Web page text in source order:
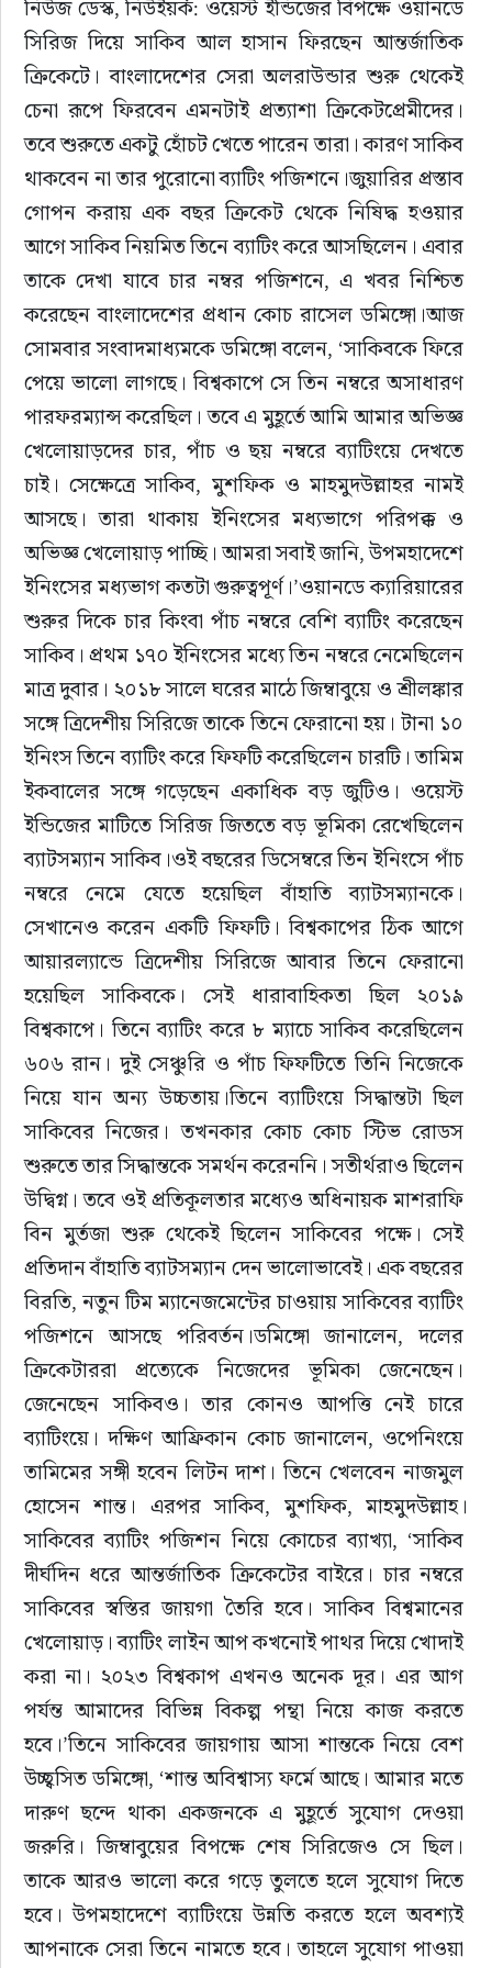
ইউরোপ
জাতীয়
তারুণ্য
সময়ের প্রলাপ
নিউজ ডেস্ক, নিউইয়র্ক: ওয়েস্ট ইন্ডিজের বিপক্ষে ওয়ানডে
সিরিজ দিয়ে সাকিব আল হাসান ফিরছেন আন্তর্জাতিক
ক্রিকেটে। বাংলাদেশের সেরা অলরাউন্ডার শুরু থেকেই
চেনা রূপে ফিরবেন এমনটাই প্রত্যাশা ক্রিকেটপ্রেমীদের।
তবে শুরুতে একটু হোঁচট খেতে পারেন তারা। কারণ সাকিব
থাকবেন না তার পুরোনো ব্যাটিং পজিশনে।জুয়ারির প্রস্তাব
গোপন করায় এক বছর ক্রিকেট থেকে নিষিদ্ধ হওয়ার
আগে সাকিব নিয়মিত তিনে ব্যাটিং করে আসছিলেন। এবার
তাকে দেখা যাবে চার নম্বর পজিশনে, এ খবর নিশ্চিত
করেছেন বাংলাদেশের প্রধান কোচ রাসেল ডমিঙ্গো।আজ
সোমবার সংবাদমাধ্যমকে ডমিঙ্গো বলেন, ‘সাকিবকে ফিরে
পেয়ে ভালো লাগছে। বিশ্বকাপে সে তিন নম্বরে অসাধারণ
পারফরম্যান্স করেছিল। তবে এ মুহূর্তে আমি আমার অভিজ্ঞ
খেলোয়াড়দের চার, পাঁচ ও ছয় নম্বরে ব্যাটিংয়ে দেখতে
চাই। সেক্ষেত্রে সাকিব, মুশফিক ও মাহমুদউল্লাহর নামই
আসছে। তারা থাকায় ইনিংসের মধ্যভাগে পরিপক্ক ও
অভিজ্ঞ খেলোয়াড় পাচ্ছি। আমরা সবাই জানি, উপমহাদেশে
ইনিংসের মধ্যভাগ কতটা গুরুত্বপূর্ণ।’ওয়ানডে ক্যারিয়ারের
শুরুর দিকে চার কিংবা পাঁচ নম্বরে বেশি ব্যাটিং করেছেন
সাকিব। প্রথম ১৭০ ইনিংসের মধ্যে তিন নম্বরে নেমেছিলেন
মাত্র দুবার। ২০১৮ সালে ঘরের মাঠে জিম্বাবুয়ে ও শ্রীলঙ্কার
সঙ্গে ত্রিদেশীয় সিরিজে তাকে তিনে ফেরানো হয়। টানা ১০
ইনিংস তিনে ব্যাটিং করে ফিফটি করেছিলেন চারটি। তামিম
ইকবালের সঙ্গে গড়েছেন একাধিক বড় জুটিও। ওয়েস্ট
ইন্ডিজের মাটিতে সিরিজ জিততে বড় ভূমিকা রেখেছিলেন
ব্যাটসম্যান সাকিব।ওই বছরের ডিসেম্বরে তিন ইনিংসে পাঁচ
নম্বরে নেমে যেতে হয়েছিল বাঁহাতি ব্যাটসম্যানকে।
সেখানেও করেন একটি ফিফটি। বিশ্বকাপের ঠিক আগে
আয়ারল্যান্ডে ত্রিদেশীয় সিরিজে আবার তিনে ফেরানো
হয়েছিল সাকিবকে। সেই ধারাবাহিকতা ছিল ২০১৯
বিশ্বকাপে। তিনে ব্যাটিং করে ৮ ম্যাচে সাকিব করেছিলেন
৬০৬ রান। দুই সেঞ্চুরি ও পাঁচ ফিফটিতে তিনি নিজেকে
নিয়ে যান অন্য উচ্চতায়।তিনে ব্যাটিংয়ে সিদ্ধান্তটা ছিল
সাকিবের নিজের। তখনকার কোচ কোচ স্টিভ রোডস
শুরুতে তার সিদ্ধান্তকে সমর্থন করেননি। সতীর্থরাও ছিলেন
উদ্বিগ্ন। তবে ওই প্রতিকূলতার মধ্যেও অধিনায়ক মাশরাফি
বিন মুর্তজা শুরু থেকেই ছিলেন সাকিবের পক্ষে। সেই
প্রতিদান বাঁহাতি ব্যাটসম্যান দেন ভালোভাবেই। এক বছরের
বিরতি, নতুন টিম ম্যানেজমেন্টের চাওয়ায় সাকিবের ব্যাটিং
পজিশনে আসছে পরিবর্তন।ডমিঙ্গো জানালেন, দলের
ক্রিকেটাররা প্রত্যেকে নিজেদের ভূমিকা জেনেছেন।
জেনেছেন সাকিবও। তার কোনও আপত্তি নেই চারে
ব্যাটিংয়ে। দক্ষিণ আফ্রিকান কোচ জানালেন, ওপেনিংয়ে
তামিমের সঙ্গী হবেন লিটন দাশ। তিনে খেলবেন নাজমুল
হোসেন শান্ত। এরপর সাকিব, মুশফিক, মাহমুদউল্লাহ।
সাকিবের ব্যাটিং পজিশন নিয়ে কোচের ব্যাখ্যা, ‘সাকিব
দীর্ঘদিন ধরে আন্তর্জাতিক ক্রিকেটের বাইরে। চার নম্বরে
সাকিবের স্বস্তির জায়গা তৈরি হবে। সাকিব বিশ্বমানের
খেলোয়াড়। ব্যাটিং লাইন আপ কখনোই পাথর দিয়ে খোদাই
করা না। ২০২৩ বিশ্বকাপ এখনও অনেক দূর। এর আগ
পর্যন্ত আমাদের বিভিন্ন বিকল্প পন্থা নিয়ে কাজ করতে
হবে।’তিনে সাকিবের জায়গায় আসা শান্তকে নিয়ে বেশ
উচ্ছ্বসিত ডমিঙ্গো, ‘শান্ত অবিশ্বাস্য ফর্মে আছে। আমার মতে
দারুণ ছন্দে থাকা একজনকে এ মুহূর্তে সুযোগ দেওয়া
জরুরি। জিম্বাবুয়ের বিপক্ষে শেষ সিরিজেও সে ছিল।
তাকে আরও ভালো করে গড়ে তুলতে হলে সুযোগ দিতে
হবে। উপমহাদেশে ব্যাটিংয়ে উন্নতি করতে হলে অবশ্যই
আপনাকে সেরা তিনে নামতে হবে। তাহলে সুযোগ পাওয়া